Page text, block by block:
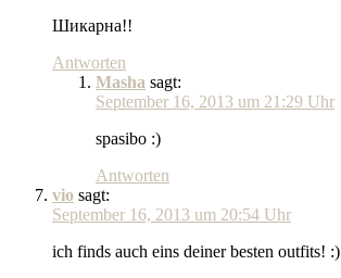
Шикарна!!
Antworten
Masha sagt:
September 16, 2013 um 21:29 Uhr
spasibo :)
Antworten
vio sagt:
September 16, 2013 um 20:54 Uhr
ich finds auch eins deiner besten outfits! :)